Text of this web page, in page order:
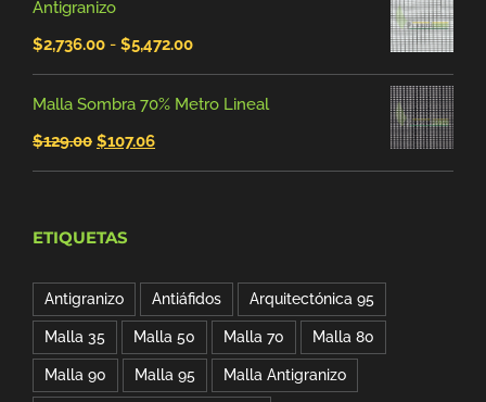
$92.00.
es:
$81.09.
Antigranizo
$2,736.00 - $5,472.00Rango
de
Malla Sombra 70% Metro Lineal
$129.00 El
precio
era:
$129.00.
$107.06El
precio
$107.06.
ETIQUETAS
Antigranizo Antiáfidos Arquitectónica 95
Malla 35 Malla 50 Malla 70 Malla 80
Malla 90 Malla 95 Malla Antigranizo